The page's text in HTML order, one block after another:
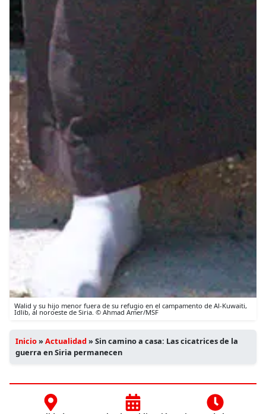
Walid y su hijo menor fuera de su refugio en el campamento de Al-Kuwaiti,
Idlib, al noroeste de Siria. © Ahmad Amer/MSF
Inicio»Actualidad»Sin camino a casa: Las cicatrices de la
guerra en Siria permanecen